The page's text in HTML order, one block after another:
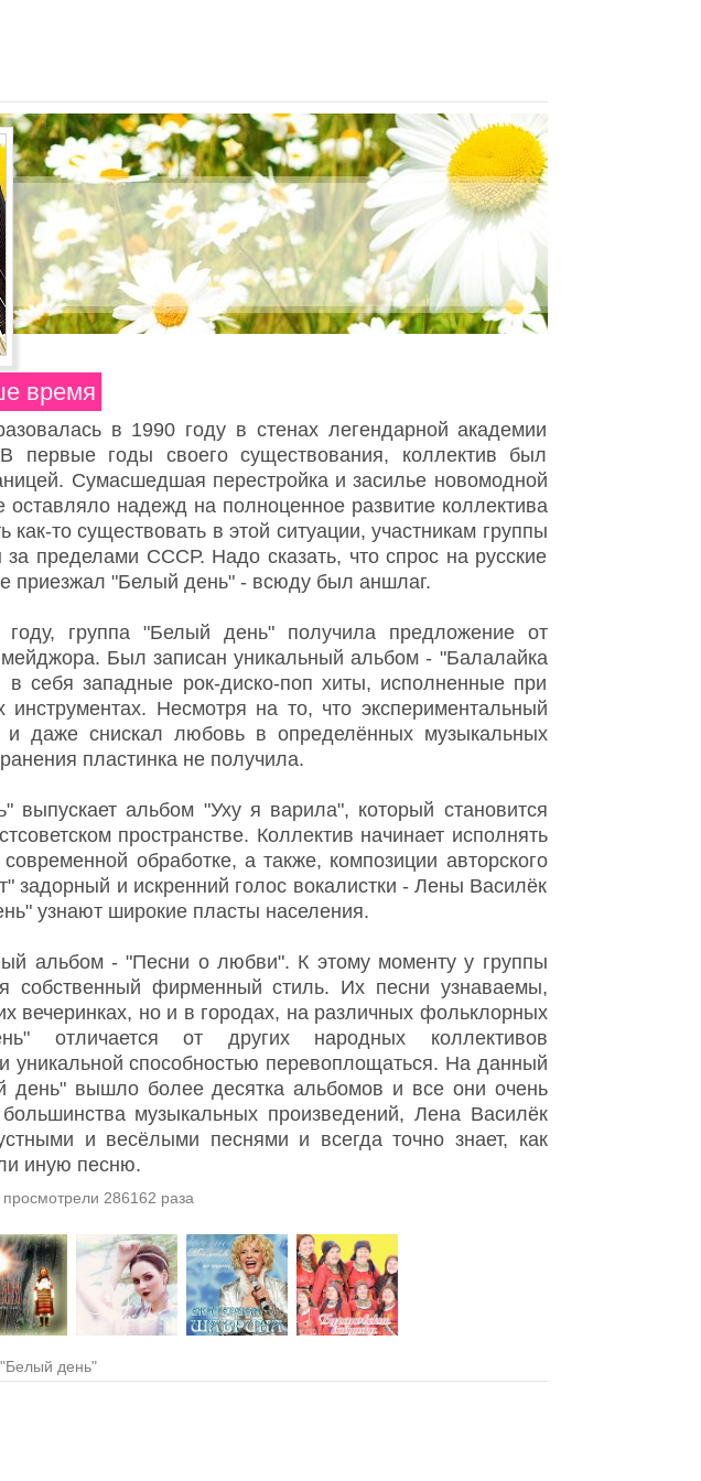
время
в 1990 году в стенах легендарной академии
первые годы своего существования, коллектив был
Сумасшедшая перестройка и засилье новомодной
оставляло надежд на полноценное развитие коллектива
то существовать в этой ситуации, участникам группы
пределами СССР. Надо сказать, что спрос на русские
приезжал "Белый день" - всюду был аншлаг.
группа "Белый день" получила предложение от
мейджора. Был записан уникальный альбом - "Балалайка
себя западные рок-диско-поп хиты, исполненные при
инструментах. Несмотря на то, что экспериментальный
даже снискал любовь в определённых музыкальных
пластинка не получила.
альбом "Уху я варила", который становится
пространстве. Коллектив начинает исполнять
обработке, а также, композиции авторского
задорный и искренний голос вокалистки - Лены Василёк
узнают широкие пласты населения.
альбом - "Песни о любви". К этому моменту у группы
собственный фирменный стиль. Их песни узнаваемы,
вечеринках, но и в городах, на различных фольклорных
отличается от других народных коллективов
уникальной способностью перевоплощаться. На данный
день" вышло более десятка альбомов и все они очень
музыкальных произведений, Лена Василёк
и весёлыми песнями и всегда точно знает, как
иную песню.
286162 раза
"Белый день"